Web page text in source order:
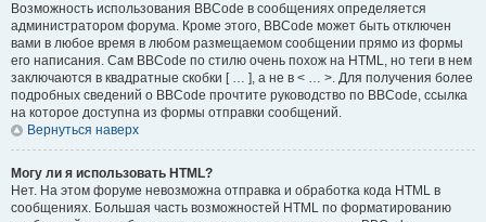
Возможность использования BBCode в сообщениях определяется
администратором форума. Кроме этого, BBCode может быть отключен
вами в любое время в любом размещаемом сообщении прямо из формы
его написания. Сам BBCode по стилю очень похож на HTML, но теги в нем
заключаются в квадратные скобки [ … ], а не в < … >. Для получения более
подробных сведений о BBCode прочтите руководство по BBCode, ссылка
на которое доступна из формы отправки сообщений.
Вернуться наверх
Могу ли я использовать HTML?
Нет. На этом форуме невозможна отправка и обработка кода HTML в
сообщениях. Большая часть возможностей HTML по форматированию